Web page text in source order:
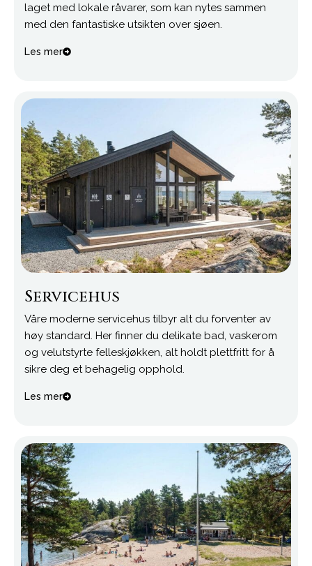
laget med lokale råvarer, som kan nytes sammen
med den fantastiske utsikten over sjøen.
Les mer
Servicehus
Våre moderne servicehus tilbyr alt du forventer av
høy standard. Her finner du delikate bad, vaskerom
og velutstyrte felleskjøkken, alt holdt plettfritt for å
sikre deg et behagelig opphold.
Les mer